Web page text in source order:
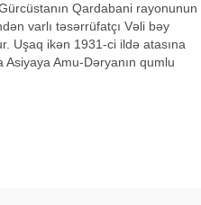
Qardabani rayonunun
varlı təsərrüfatçı Vəli bəy
Uşaq ikən 1931-ci ildə atasına
Asiyaya Amu-Dəryanın qumlu